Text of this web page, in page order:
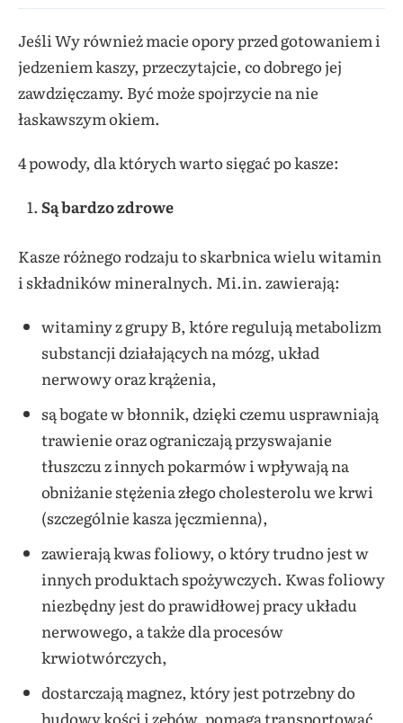
Jeśli Wy również macie opory przed gotowaniem i
jedzeniem kaszy, przeczytajcie, co dobrego jej
zawdzięczamy. Być może spojrzycie na nie
łaskawszym okiem.
4 powody, dla których warto sięgać po kasze:
Są bardzo zdrowe
Kasze różnego rodzaju to skarbnica wielu witamin
i składników mineralnych. Mi.in. zawierają:
witaminy z grupy B, które regulują metabolizm
substancji działających na mózg, układ
nerwowy oraz krążenia,
są bogate w błonnik, dzięki czemu usprawniają
trawienie oraz ograniczają przyswajanie
tłuszczu z innych pokarmów i wpływają na
obniżanie stężenia złego cholesterolu we krwi
(szczególnie kasza jęczmienna),
zawierają kwas foliowy, o który trudno jest w
innych produktach spożywczych. Kwas foliowy
niezbędny jest do prawidłowej pracy układu
nerwowego, a także dla procesów
krwiotwórczych,
dostarczają magnez, który jest potrzebny do
budowy kości i zębów, pomaga transportować